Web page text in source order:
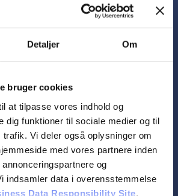
Detaljer Om
bruger cookies
at tilpasse vores indhold og
dig funktioner til sociale medier og til
Vi deler også oplysninger om
med vores partnere inden
og
indsamler data i overensstemmelse
Data Responsibility Site